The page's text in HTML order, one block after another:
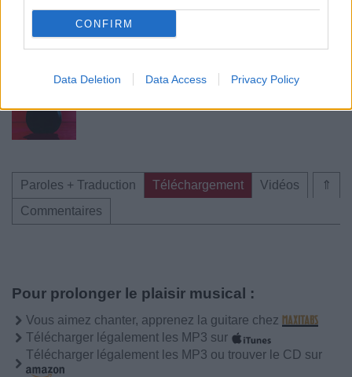
CONFIRM
Data Deletion Data Access Privacy Policy
Publié parCamille MMIII 29556
Chanteurs : Rina Sawayama
Albums : Hold The Girl
⇑
Paroles + Traduction Téléchargement
Vidéos
Commentaires
Pour prolonger le plaisir musical :
Vous aimez chanter, apprenez la guitare chez
Télécharger légalement les MP3 sur
Télécharger légalement les MP3 ou trouver le CD sur